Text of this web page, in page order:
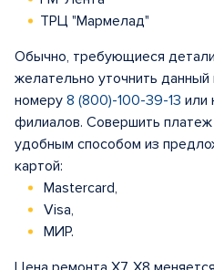
ТРЦ "Мармелад"
Обычно, требующиеся детали
желательно уточнить данный
номеру 8 (800)-100-39-13 или
филиалов. Совершить
удобным способом из
картой:
Mastercard,
Visa,
МИР.